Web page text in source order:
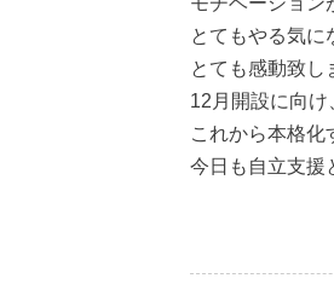
とてもやる気に
とても感動致し
12月開設に向け
これから本格化
今日も自立支援